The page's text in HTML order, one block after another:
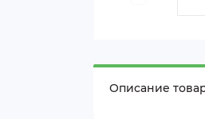
Описание